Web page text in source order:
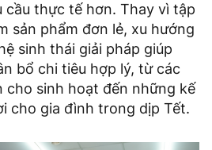
cầu thực tế hơn. Thay vì tập
sản phẩm đơn lẻ, xu hướng
sinh thái giải pháp giúp
bổ chi tiêu hợp lý, từ các
cho sinh hoạt đến những kế
cho gia đình trong dịp Tết.